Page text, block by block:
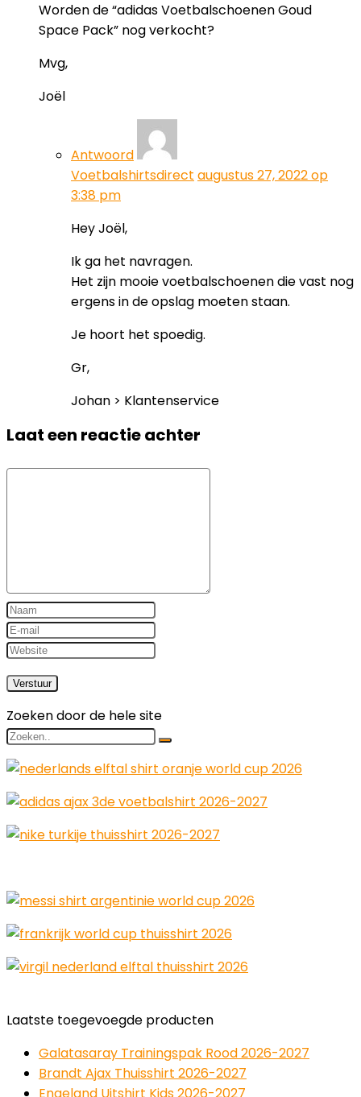
Worden de “adidas Voetbalschoenen Goud
Space Pack” nog verkocht?
Mvg,
Joël
Antwoord
Voetbalshirtsdirect augustus 27, 2022 op
3:38 pm
Hey Joël,
Ik ga het navragen.
Het zijn mooie voetbalschoenen die vast nog
ergens in de opslag moeten staan.
Je hoort het spoedig.
Gr,
Johan > Klantenservice
Laat een reactie achter
Zoeken door de hele site
Laatste toegevoegde producten
Galatasaray Trainingspak Rood 2026-2027
Brandt Ajax Thuisshirt 2026-2027